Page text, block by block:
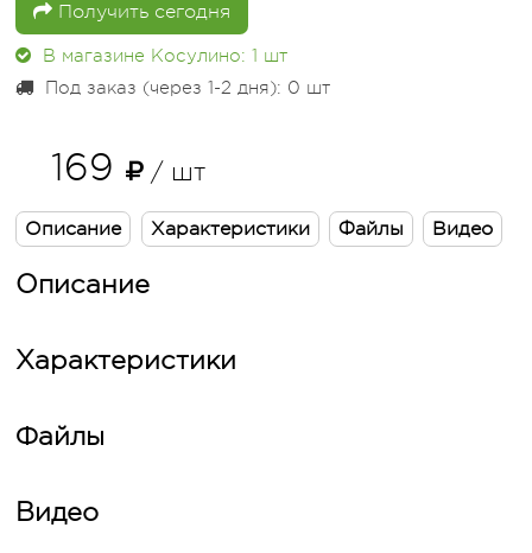
Получить сегодня
В магазине Косулино: 1 шт
Под заказ (через 1-2 дня): 0 шт
169 / шт
Описание Характеристики Файлы Видео
Описание
Характеристики
Файлы
Видео